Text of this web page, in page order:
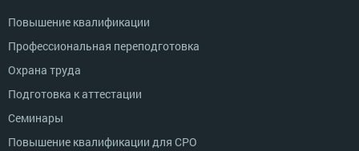
Повышение квалификации
Профессиональная переподготовка
Охрана труда
Подготовка к аттестации
Семинары
Повышение квалификации для СРО